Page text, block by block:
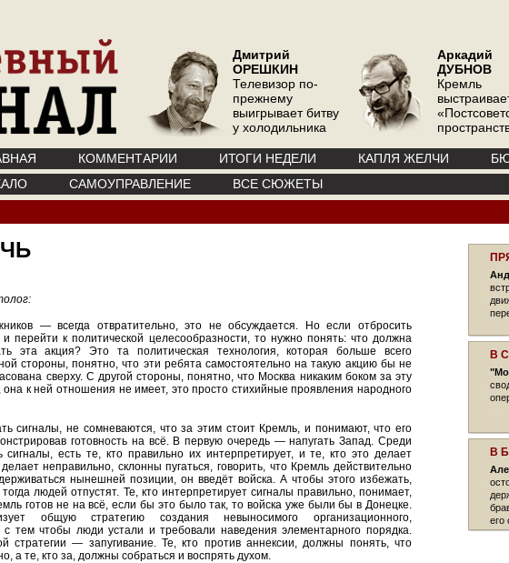
Дмитрий
ОРЕШКИН
Телевизор по-
прежнему
выигрывает битву
у холодильника
Аркадий
ДУБНОВ
Кремль
КОММЕНТАРИИ ИТОГИ НЕДЕЛИ КАПЛЯ ЖЕЛЧИ
САМОУПРАВЛЕНИЕ
ВСЕ СЮЖЕТЫ
— всегда отвратительно, это не обсуждается. Но если отбросить
перейти к политической целесообразности, то нужно понять: что должна
эта акция? Это та политическая технология, которая больше всего
стороны, понятно, что эти ребята самостоятельно на такую акцию бы не
сверху. С другой стороны, понятно, что Москва никаким боком за эту
она к ней отношения не имеет, это просто стихийные проявления народного
сигналы, не сомневаются, что за этим стоит Кремль, и понимают, что его
готовность на всё. В первую очередь — напугать Запад. Среди
сигналы, есть те, кто правильно их интерпретирует, и те, кто это делает
неправильно, склонны пугаться, говорить, что Кремль действительно
нынешней позиции, он введёт войска. А чтобы этого избежать,
людей отпустят. Те, кто интерпретирует сигналы правильно, понимает,
готов не на всё, если бы это было так, то войска уже были бы в Донецке.
общую стратегию создания невыносимого организационного,
тем чтобы люди устали и требовали наведения элементарного порядка.
стратегии — запугивание. Те, кто против аннексии, должны понять, что
а те, кто за, должны собраться и воспрять духом.
В
В
его